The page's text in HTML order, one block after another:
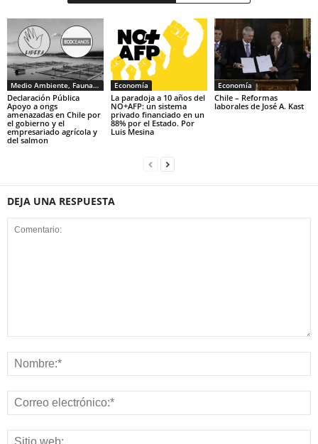
Medio Ambiente, Fauna y Sociedad
Declaración Pública
Apoyo a ongs
amenazadas en Chile por
el gobierno y el
empresariado agrícola y
del salmon
Economía
La paradoja a 10 años del
NO+AFP: un sistema
privado financiado en un
88% por el Estado. Por
Luis Mesina
Economía
Chile – Reformas
laborales de José A. Kast
DEJA UNA RESPUESTA